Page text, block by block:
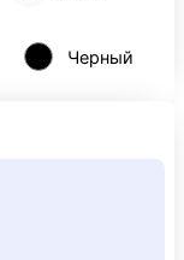
Черный